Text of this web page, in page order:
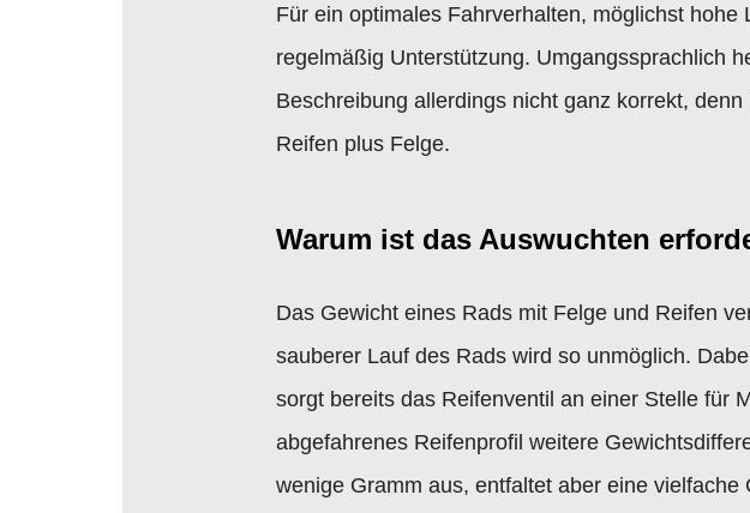
Für ein optimales Fahrverhalten, möglichst
regelmäßig Unterstützung. Umgangssprachlich
Beschreibung allerdings nicht ganz korrekt,
Reifen plus Felge.
Warum ist das Auswuchten
Das Gewicht eines Rads mit Felge und Reifen
sauberer Lauf des Rads wird so unmöglich.
sorgt bereits das Reifenventil an einer Stelle für
abgefahrenes Reifenprofil weitere
wenige Gramm aus, entfaltet aber eine